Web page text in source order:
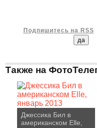
Подпишитесь на RSS
Также на
Джессика Бил в
американском Elle,